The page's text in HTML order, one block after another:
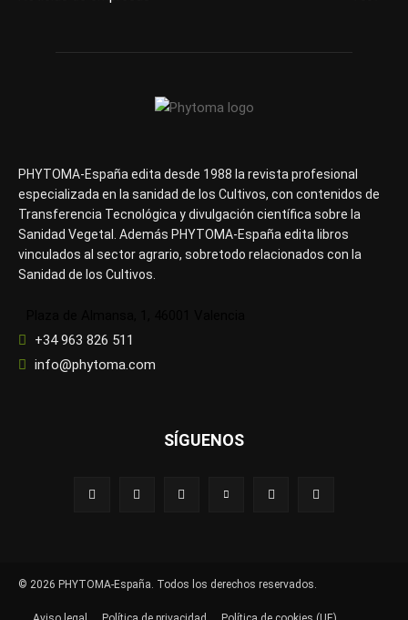
PHYTOMA-España edita desde 1988 la revista profesional
especializada en la sanidad de los Cultivos, con contenidos de
Transferencia Tecnológica y divulgación científica sobre la
Sanidad Vegetal. Además PHYTOMA-España edita libros
vinculados al sector agrario, sobretodo relacionados con la
Sanidad de los Cultivos.
+34 963 826 511
info@phytoma.com
SÍGUENOS
© 2026 PHYTOMA-España. Todos los derechos reservados.